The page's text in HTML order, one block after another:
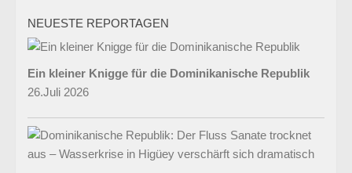
NEUESTE REPORTAGEN
Ein kleiner Knigge für die Dominikanische Republik
26.Juli 2026